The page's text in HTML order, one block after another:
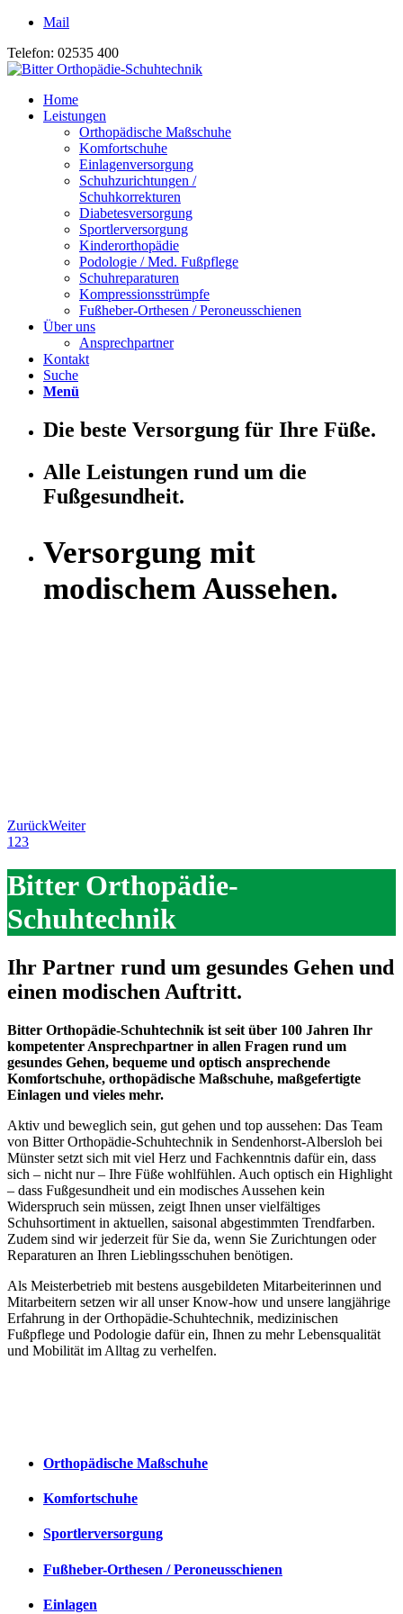
Mail
Telefon: 02535 400
Home
Leistungen
Orthopädische Maßschuhe
Komfortschuhe
Einlagenversorgung
Schuhzurichtungen /
Schuhkorrekturen
Diabetesversorgung
Sportlerversorgung
Kinderorthopädie
Podologie / Med. Fußpflege
Schuhreparaturen
Kompressionsstrümpfe
Fußheber-Orthesen / Peroneusschienen
Über uns
Ansprechpartner
Kontakt
Suche
Menü
Die beste Versorgung für Ihre Füße.
Alle Leistungen rund um die
Fußgesundheit.
Versorgung mit
modischem Aussehen.
ZurückWeiter
1 23
Bitter Orthopädie-
Schuhtechnik
Ihr Partner rund um gesundes Gehen und
einen modischen Auftritt.
Bitter Orthopädie-Schuhtechnik ist seit über 100 Jahren Ihr
kompetenter Ansprechpartner in allen Fragen rund um
gesundes Gehen, bequeme und optisch ansprechende
Komfortschuhe, orthopädische Maßschuhe, maßgefertigte
Einlagen und vieles mehr.
Aktiv und beweglich sein, gut gehen und top aussehen: Das Team
von Bitter Orthopädie-Schuhtechnik in Sendenhorst-Albersloh bei
Münster setzt sich mit viel Herz und Fachkenntnis dafür ein, dass
sich – nicht nur – Ihre Füße wohlfühlen. Auch optisch ein Highlight
– dass Fußgesundheit und ein modisches Aussehen kein
Widerspruch sein müssen, zeigt Ihnen unser vielfältiges
Schuhsortiment in aktuellen, saisonal abgestimmten Trendfarben.
Zudem sind wir jederzeit für Sie da, wenn Sie Zurichtungen oder
Reparaturen an Ihren Lieblingsschuhen benötigen.
Als Meisterbetrieb mit bestens ausgebildeten Mitarbeiterinnen und
Mitarbeitern setzen wir all unser Know-how und unsere langjährige
Erfahrung in der Orthopädie-Schuhtechnik, medizinischen
Fußpflege und Podologie dafür ein, Ihnen zu mehr Lebensqualität
und Mobilität im Alltag zu verhelfen.
Orthopädische Maßschuhe
Komfortschuhe
Sportlerversorgung
Fußheber-Orthesen / Peroneusschienen
Einlagen